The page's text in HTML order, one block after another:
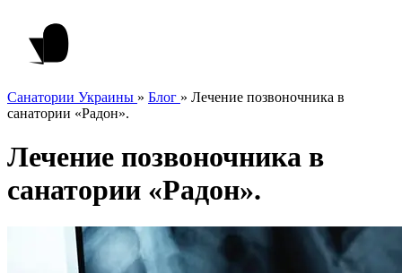
Санатории Украины » Блог » Лечение позвоночника в
санатории «Радон».
Лечение позвоночника в
санатории «Радон».